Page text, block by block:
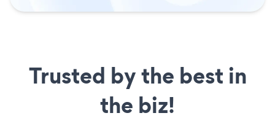
Trusted by the best in
the biz!